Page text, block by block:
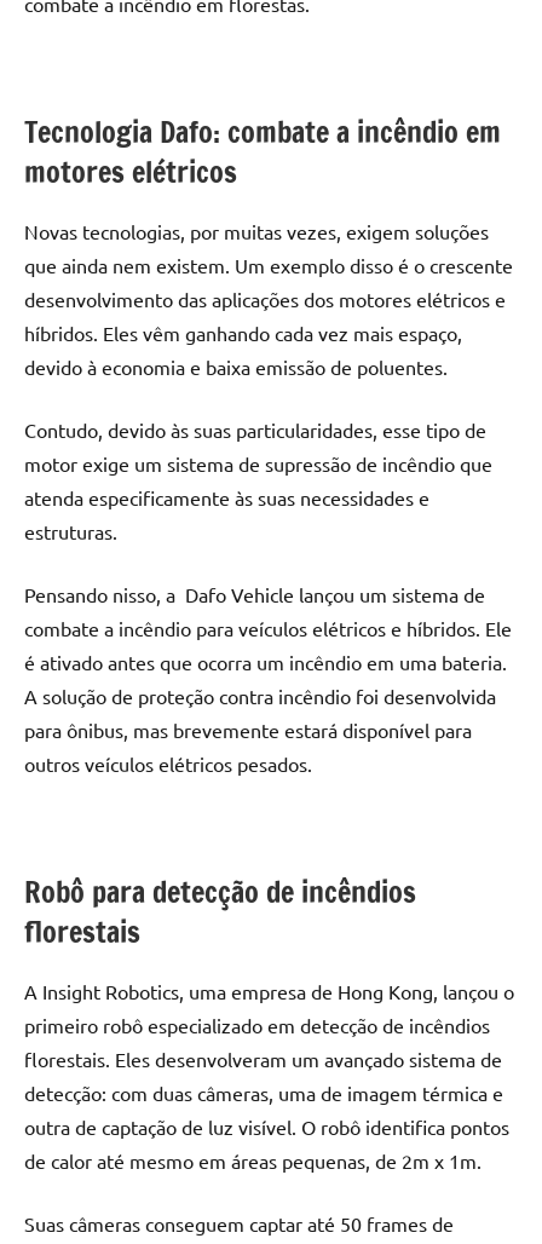
Tecnologia Dafo: combate a incêndio em
motores elétricos
Novas tecnologias, por muitas vezes, exigem soluções
que ainda nem existem. Um exemplo disso é o crescente
desenvolvimento das aplicações dos motores elétricos e
híbridos. Eles vêm ganhando cada vez mais espaço,
devido à economia e baixa emissão de poluentes.
Contudo, devido às suas particularidades, esse tipo de
motor exige um sistema de supressão de incêndio que
atenda especificamente às suas necessidades e
estruturas.
Pensando nisso, a Dafo Vehicle lançou um sistema de
combate a incêndio para veículos elétricos e híbridos. Ele
é ativado antes que ocorra um incêndio em uma bateria.
A solução de proteção contra incêndio foi desenvolvida
para ônibus, mas brevemente estará disponível para
outros veículos elétricos pesados.
Robô para detecção de incêndios
florestais
A Insight Robotics, uma empresa de Hong Kong, lançou o
primeiro robô especializado em detecção de incêndios
florestais. Eles desenvolveram um avançado sistema de
detecção: com duas câmeras, uma de imagem térmica e
outra de captação de luz visível. O robô identifica pontos
de calor até mesmo em áreas pequenas, de 2m x 1m.
Suas câmeras conseguem captar até 50 frames de